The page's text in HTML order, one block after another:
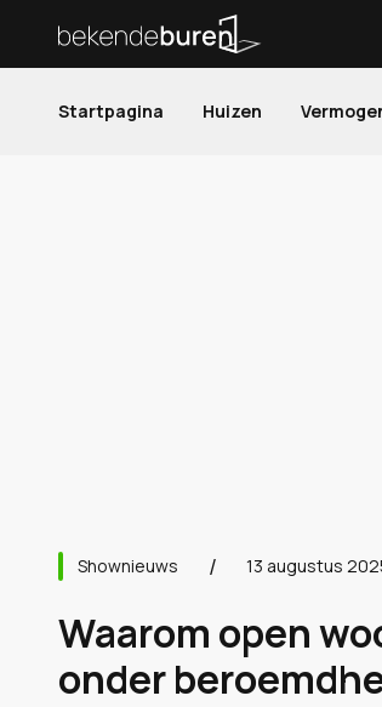
Startpagina Huizen
Shownieuws 13 augustus
Waarom open
onder